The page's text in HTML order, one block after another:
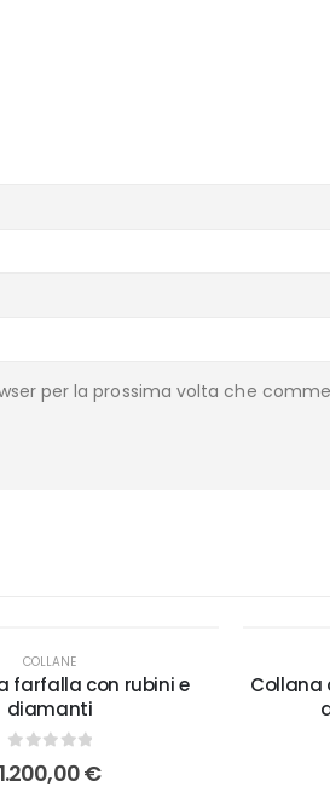
per la prossima volta che
COLLANE
farfalla con rubini e
diamanti
out of 5
1.200,00€
Collana